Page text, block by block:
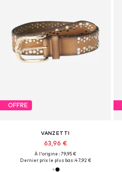
OFFRE
VANZETTI
63,96 €
À l'origine : 79,95 €
Dernier prix le plus bas :47,92 €